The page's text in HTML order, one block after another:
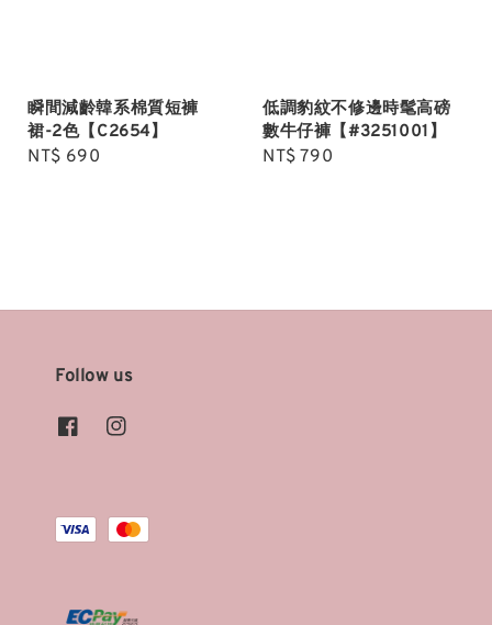
瞬間減齡韓系棉質短褲
裙-2色【C2654】
Regular
NT$ 690
低調豹紋不修邊時髦高磅
數牛仔褲【#3251001】
Regular
NT$ 790
Follow us